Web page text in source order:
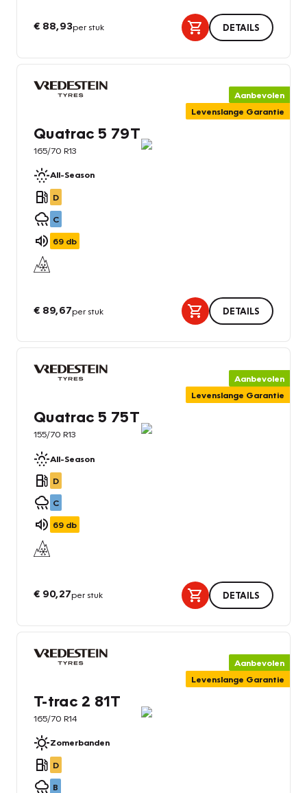
€ 88,93per stuk DETAILS
Aanbevolen
Levenslange Garantie
Quatrac 5 79T
165/70 R13
All-Season
D
C
69 db
€ 89,67per stuk DETAILS
Aanbevolen
Levenslange Garantie
Quatrac 5 75T
155/70 R13
All-Season
D
C
69 db
€ 90,27per stuk DETAILS
Aanbevolen
Levenslange Garantie
T-trac 2 81T
165/70 R14
Zomerbanden
D
B